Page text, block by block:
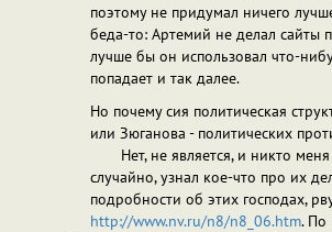
поэтому не придумал ничего
беда-то: Артемий не делал сайты
лучше бы он использовал что-
попадает и так далее.
Но почему сия политическая
или Зюганова - политических
Нет, не является, и никто меня
случайно, узнал кое-что про их
подробности об этих господах,
http://www.nv.ru/n8/n8_06.htm. По